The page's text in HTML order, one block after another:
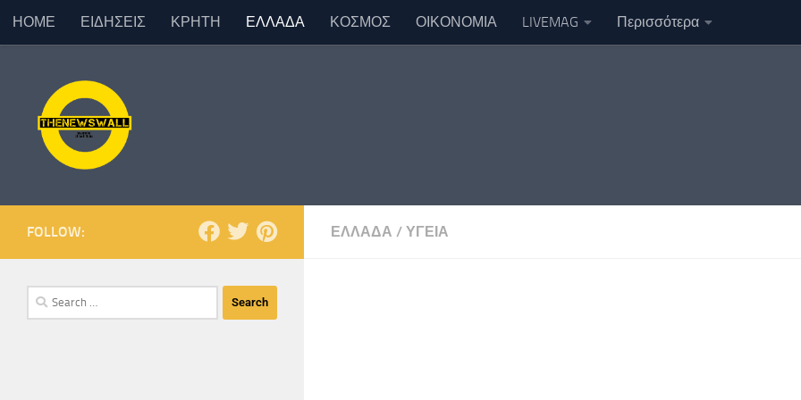
Skip to content
ΗΟΜΕ ΕΙΔΗΣΕΙΣ ΚΡΗΤΗ ΕΛΛΑΔΑ ΚΟΣΜΟΣ ΟΙΚΟΝΟΜΙΑ LIVEMAG Περισσότερα
ΕΛΛΑΔΑ / ΥΓΕΙΑ
FOLLOW: